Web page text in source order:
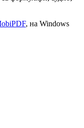
, на Windows